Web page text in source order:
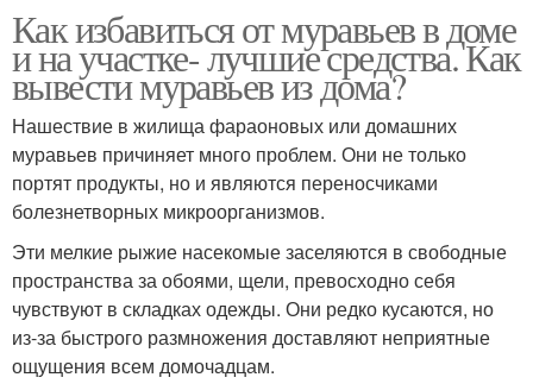
Как избавиться от муравьев в доме
и на участке- лучшие средства. Как
вывести муравьев из дома?
Нашествие в жилища фараоновых или домашних
муравьев причиняет много проблем. Они не только
портят продукты, но и являются переносчиками
болезнетворных микроорганизмов.
Эти мелкие рыжие насекомые заселяются в свободные
пространства за обоями, щели, превосходно себя
чувствуют в складках одежды. Они редко кусаются, но
из-за быстрого размножения доставляют неприятные
ощущения всем домочадцам.